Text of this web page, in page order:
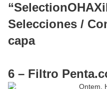
Selecciones /
capa
6 – Filtro